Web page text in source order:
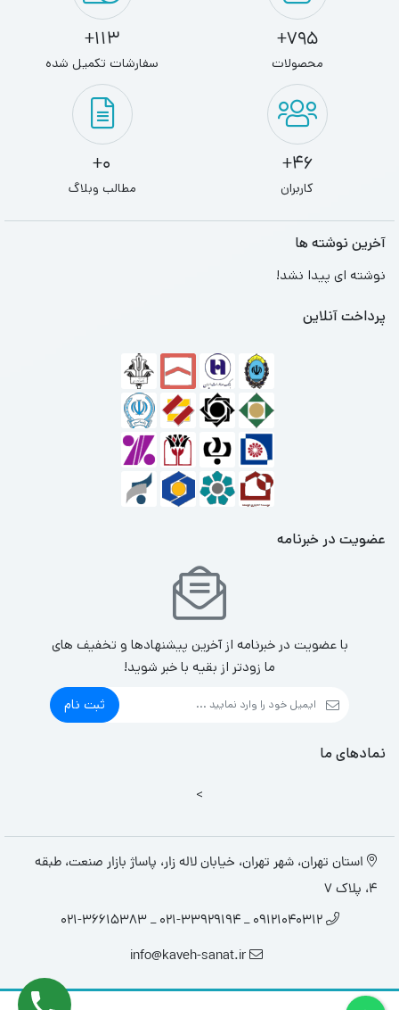
795+
محصولات
113+
سفارشات تکمیل شده
46+
کاربران
0+
مطالب وبلاگ
آخرین نوشته ها
نوشته ای پیدا نشد!
پرداخت آنلاین
عضویت در خبرنامه
با عضویت در خبرنامه از آخرین پیشنهادها و تخفیف های
ما زودتر از بقیه با خبر شوید!
ثبت نام
نمادهای ما
>
استان تهران، شهر تهران، خیابان لاله زار، پاساژ بازار صنعت، طبقه
4، پلاک 7
09121040312 _ 021-33929194 _ 021-36615383
info@kaveh-sanat.ir